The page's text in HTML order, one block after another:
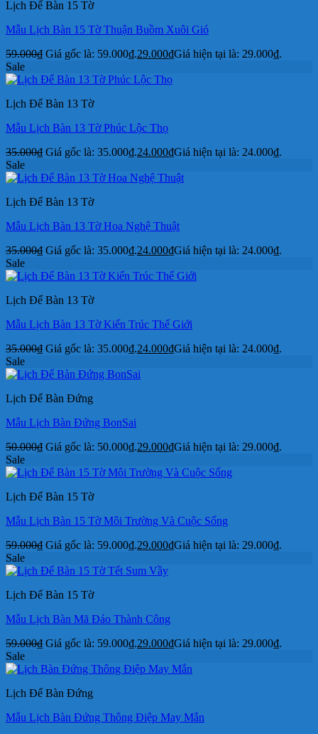
Lịch Để Bàn 15 Tờ
Mẫu Lịch Bàn 15 Tờ Thuận Buồm Xuôi Gió
59.000₫ Giá gốc là: 59.000₫.29.000₫Giá hiện tại là: 29.000₫.
Sale
Lịch Để Bàn 13 Tờ
Mẫu Lịch Bàn 13 Tờ Phúc Lộc Thọ
35.000₫ Giá gốc là: 35.000₫.24.000₫Giá hiện tại là: 24.000₫.
Sale
Lịch Để Bàn 13 Tờ
Mẫu Lịch Bàn 13 Tờ Hoa Nghệ Thuật
35.000₫ Giá gốc là: 35.000₫.24.000₫Giá hiện tại là: 24.000₫.
Sale
Lịch Để Bàn 13 Tờ
Mẫu Lịch Bàn 13 Tờ Kiến Trúc Thế Giới
35.000₫ Giá gốc là: 35.000₫.24.000₫Giá hiện tại là: 24.000₫.
Sale
Lịch Để Bàn Đứng
Mẫu Lịch Bàn Đứng BonSai
50.000₫ Giá gốc là: 50.000₫.29.000₫Giá hiện tại là: 29.000₫.
Sale
Lịch Để Bàn 15 Tờ
Mẫu Lịch Bàn 15 Tờ Môi Trường Và Cuộc Sống
59.000₫ Giá gốc là: 59.000₫.29.000₫Giá hiện tại là: 29.000₫.
Sale
Lịch Để Bàn 15 Tờ
Mẫu Lịch Bàn Mã Đáo Thành Công
59.000₫ Giá gốc là: 59.000₫.29.000₫Giá hiện tại là: 29.000₫.
Sale
Lịch Để Bàn Đứng
Mẫu Lịch Bàn Đứng Thông Điệp May Mắn